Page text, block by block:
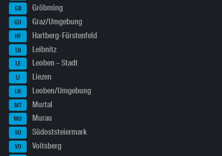
GB Gröbming
GU Graz/Umgebung
HF Hartberg-Fürstenfeld
LB Leibnitz
LE Leoben – Stadt
LI Liezen
LN Leoben/Umgebung
MT Murtal
MU Murau
SO Südoststeiermark
VO Voitsberg